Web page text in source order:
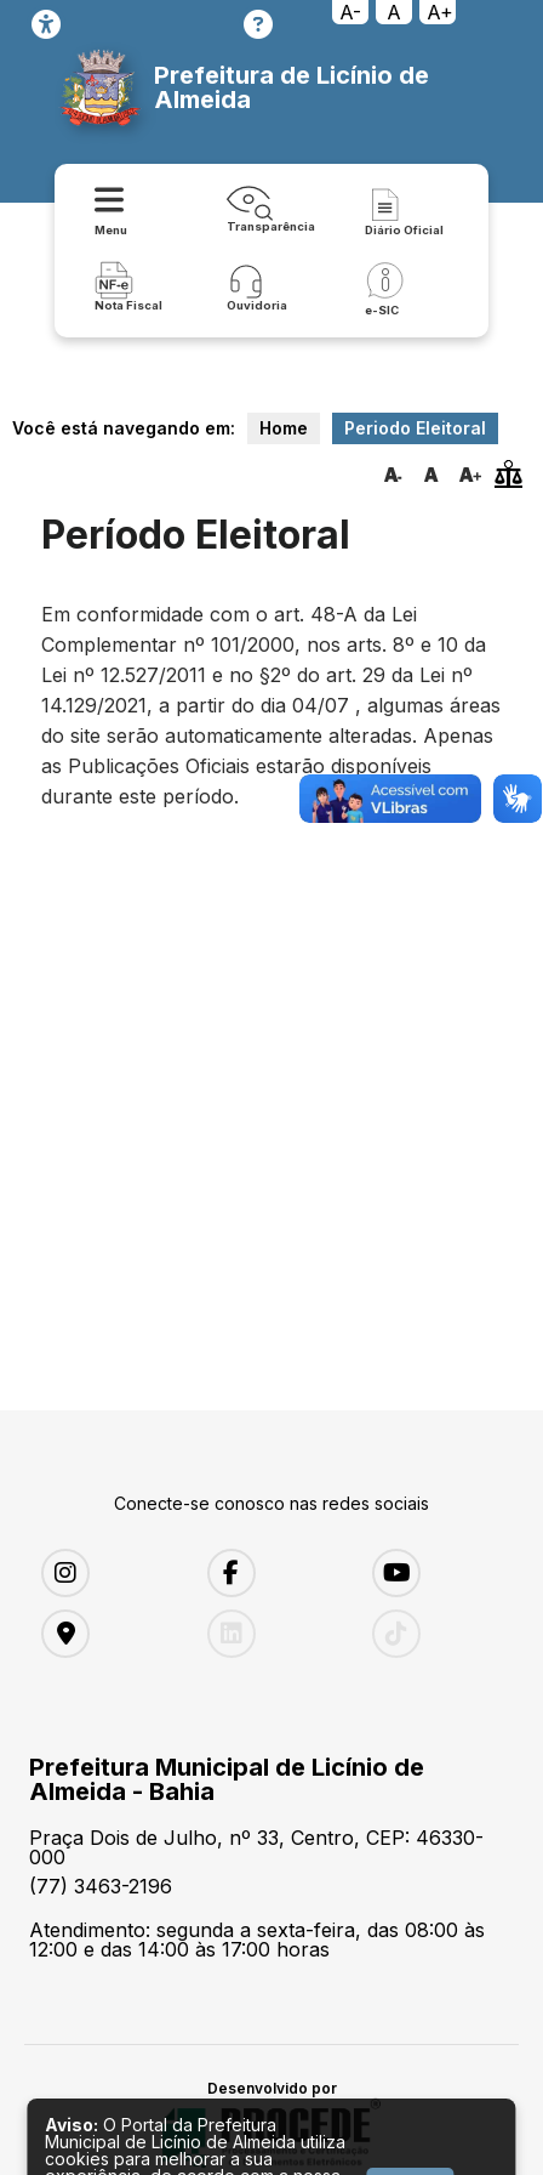
A- A A+
Prefeitura de Licínio de
Almeida
Menu Transparência Diário Oficial
Nota Fiscal Ouvidoria e-SIC
Você está navegando em: Home Periodo Eleitoral
Período Eleitoral
Em conformidade com o art. 48-A da Lei
Complementar nº 101/2000, nos arts. 8º e 10 da
Lei nº 12.527/2011 e no §2º do art. 29 da Lei nº
14.129/2021, a partir do dia 04/07 , algumas áreas
do site serão automaticamente alteradas. Apenas
as Publicações Oficiais estarão disponíveis
durante este período.
Conecte-se conosco nas redes sociais
Prefeitura Municipal de Licínio de
Almeida - Bahia
Praça Dois de Julho, nº 33, Centro, CEP: 46330-
000
(77) 3463-2196
Atendimento: segunda a sexta-feira, das 08:00 às
12:00 e das 14:00 às 17:00 horas
Desenvolvido por
Aviso: O Portal da Prefeitura
Municipal de Licínio de Almeida utiliza
cookies para melhorar a sua